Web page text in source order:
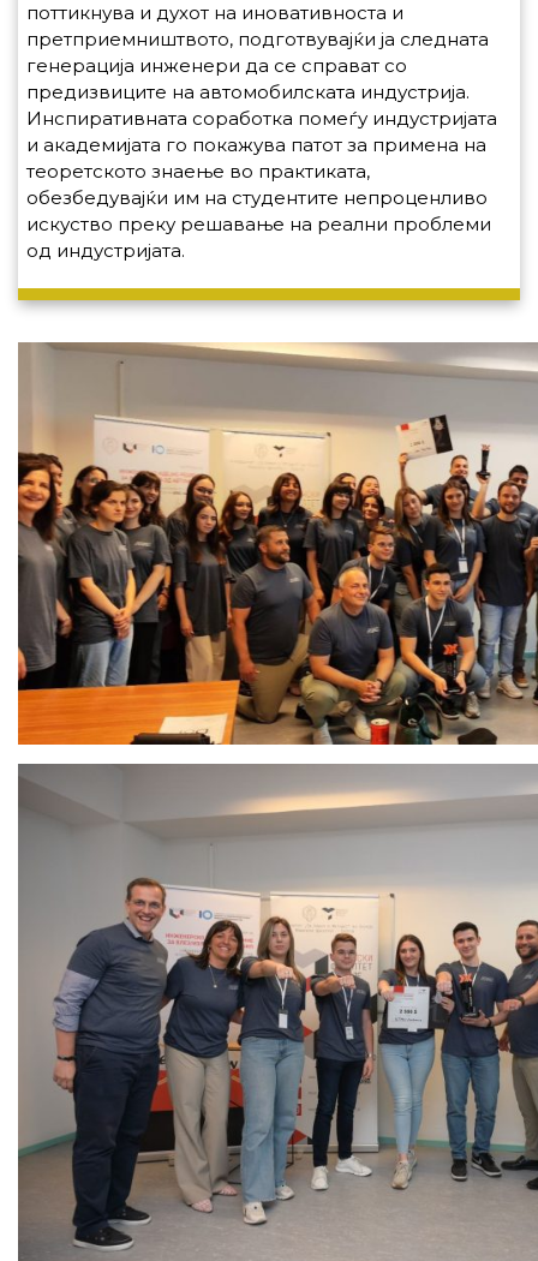
поттикнува и духот на иновативноста и
претприемништвото, подготвувајќи ја следната
генерација инженери да се справат со
предизвиците на автомобилската индустрија.
Инспиративната соработка помеѓу индустријата
и академијата го покажува патот за примена на
теоретското знаење во практиката,
обезбедувајќи им на студентите непроценливо
искуство преку решавање на реални проблеми
од индустријата.